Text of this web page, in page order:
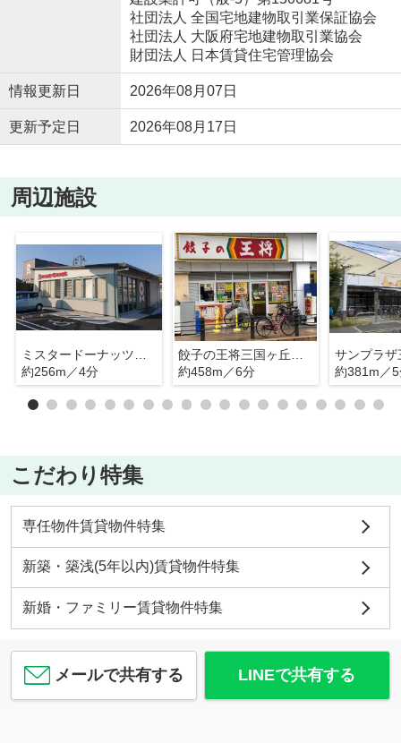
社団法人 全国宅地建物取引業保証協会
社団法人 大阪府宅地建物取引業協会
財団法人 日本賃貸住宅管理協会
情報更新日 2026年08月07日
更新予定日 2026年08月17日
周辺施設
約256m／4分
約458m／6分
約381m／
こだわり特集
専任物件賃貸物件特集
新築・築浅(5年以内)賃貸物件特集
新婚・ファミリー賃貸物件特集
メールで共有する LINEで共有する